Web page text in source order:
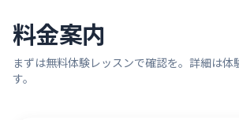
料金案内
まずは無料体験レッスンで確認を。詳細は体
す。